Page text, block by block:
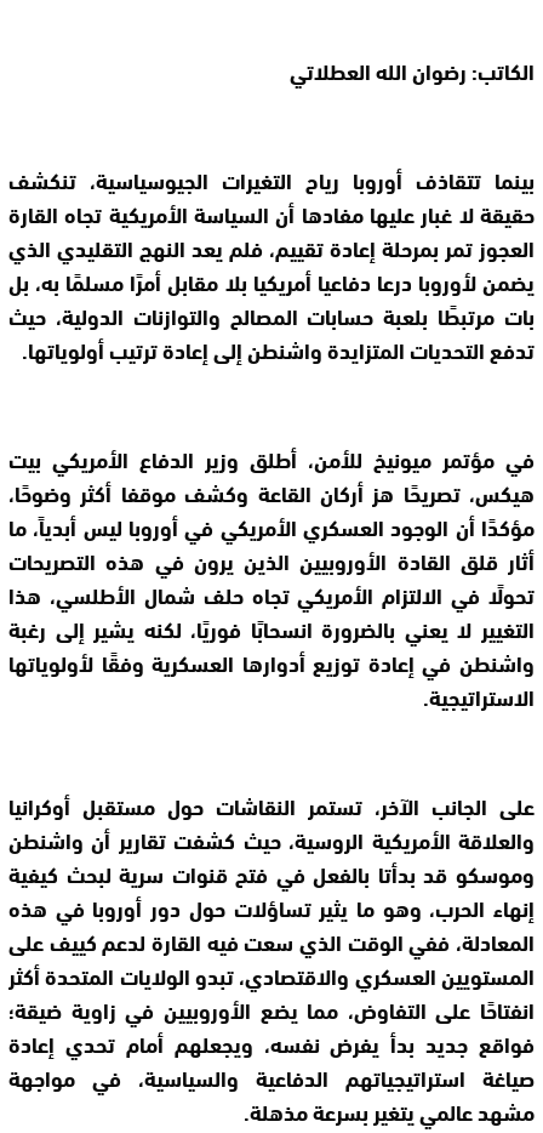
الكاتب: رضوان الله العطلاتي
بينما تتقاذف أوروبا رياح التغيرات الجيوسياسية، تنكشف
حقيقة لا غبار عليها مفادها أن السياسة الأمريكية تجاه القارة
العجوز تمر بمرحلة إعادة تقييم، فلم يعد النهج التقليدي الذي
يضمن لأوروبا درعا دفاعيا أمريكيا بلا مقابل أمرًا مسلمًا به، بل
بات مرتبطًا بلعبة حسابات المصالح والتوازنات الدولية، حيث
تدفع التحديات المتزايدة واشنطن إلى إعادة ترتيب أولوياتها.
في مؤتمر ميونيخ للأمن، أطلق وزير الدفاع الأمريكي بيت
هيكس، تصريحًا هز أركان القاعة وكشف موقفا أكثر وضوحًا،
مؤكدًا أن الوجود العسكري الأمريكي في أوروبا ليس أبدياً، ما
أثار قلق القادة الأوروبيين الذين يرون في هذه التصريحات
تحولًا في الالتزام الأمريكي تجاه حلف شمال الأطلسي، هذا
التغيير لا يعني بالضرورة انسحابًا فوريًا، لكنه يشير إلى رغبة
واشنطن في إعادة توزيع أدوارها العسكرية وفقًا لأولوياتها
الاستراتيجية.
على الجانب الآخر، تستمر النقاشات حول مستقبل أوكرانيا
والعلاقة الأمريكية الروسية، حيث كشفت تقارير أن واشنطن
وموسكو قد بدأتا بالفعل في فتح قنوات سرية لبحث كيفية
إنهاء الحرب، وهو ما يثير تساؤلات حول دور أوروبا في هذه
المعادلة، ففي الوقت الذي سعت فيه القارة لدعم كييف على
المستويين العسكري والاقتصادي، تبدو الولايات المتحدة أكثر
انفتاحًا على التفاوض، مما يضع الأوروبيين في زاوية ضيقة؛
فواقع جديد بدأ يفرض نفسه، ويجعلهم أمام تحدي إعادة
صياغة استراتيجياتهم الدفاعية والسياسية، في مواجهة
مشهد عالمي يتغير بسرعة مذهلة.